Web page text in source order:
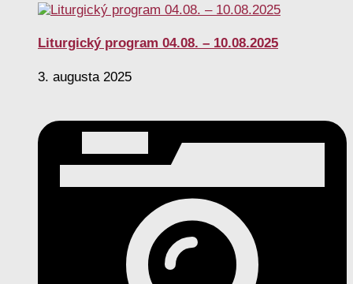
Liturgický program 04.08. – 10.08.2025
3. augusta 2025